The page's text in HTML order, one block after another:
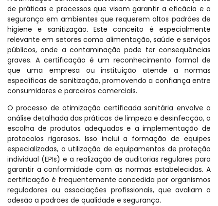
de práticas e processos que visam garantir a eficácia e a
segurança em ambientes que requerem altos padrões de
higiene e sanitização. Este conceito é especialmente
relevante em setores como alimentação, saúde e serviços
públicos, onde a contaminação pode ter consequências
graves. A certificação é um reconhecimento formal de
que uma empresa ou instituição atende a normas
específicas de sanitização, promovendo a confiança entre
consumidores e parceiros comerciais.
O processo de otimização certificada sanitária envolve a
análise detalhada das práticas de limpeza e desinfecção, a
escolha de produtos adequados e a implementação de
protocolos rigorosos. Isso inclui a formação de equipes
especializadas, a utilização de equipamentos de proteção
individual (EPIs) e a realização de auditorias regulares para
garantir a conformidade com as normas estabelecidas. A
certificação é frequentemente concedida por organismos
reguladores ou associações profissionais, que avaliam a
adesão a padrões de qualidade e segurança.